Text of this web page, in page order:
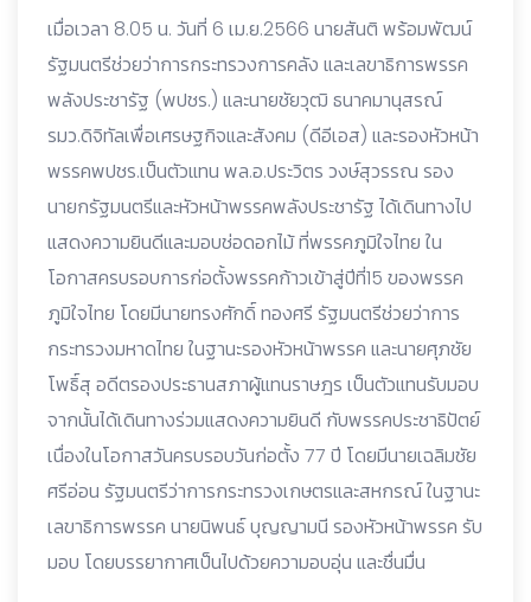
เมื่อเวลา 8.05 น. วันที่ 6 เม.ย.2566 นายสันติ พร้อมพัฒน์
รัฐมนตรีช่วยว่าการกระทรวงการคลัง และเลขาธิการพรรค
พลังประชารัฐ (พปชร.) และนายชัยวุฒิ ธนาคมานุสรณ์
รมว.ดิจิทัลเพื่อเศรษฐกิจและสังคม (ดีอีเอส) และรองหัวหน้า
พรรคพปชร.เป็นตัวแทน พล.อ.ประวิตร วงษ์สุวรรณ รอง
นายกรัฐมนตรีและหัวหน้าพรรคพลังประชารัฐ ได้เดินทางไป
แสดงความยินดีและมอบช่อดอกไม้ ที่พรรคภูมิใจไทย ใน
โอกาสครบรอบการก่อตั้งพรรคก้าวเข้าสู่ปีที่15 ของพรรค
ภูมิใจไทย โดยมีนายทรงศักดิ์ ทองศรี รัฐมนตรีช่วยว่าการ
กระทรวงมหาดไทย ในฐานะรองหัวหน้าพรรค และนายศุภชัย
โพธิ์สุ อดีตรองประธานสภาผู้แทนราษฎร เป็นตัวแทนรับมอบ
จากนั้นได้เดินทางร่วมแสดงความยินดี กับพรรคประชาธิปัตย์
เนื่องในโอกาสวันครบรอบวันก่อตั้ง 77 ปี โดยมีนายเฉลิมชัย
ศรีอ่อน รัฐมนตรีว่าการกระทรวงเกษตรและสหกรณ์ ในฐานะ
เลขาธิการพรรค นายนิพนธ์ บุญญามนี รองหัวหน้าพรรค รับ
มอบ โดยบรรยากาศเป็นไปด้วยความอบอุ่น และชื่นมื่น